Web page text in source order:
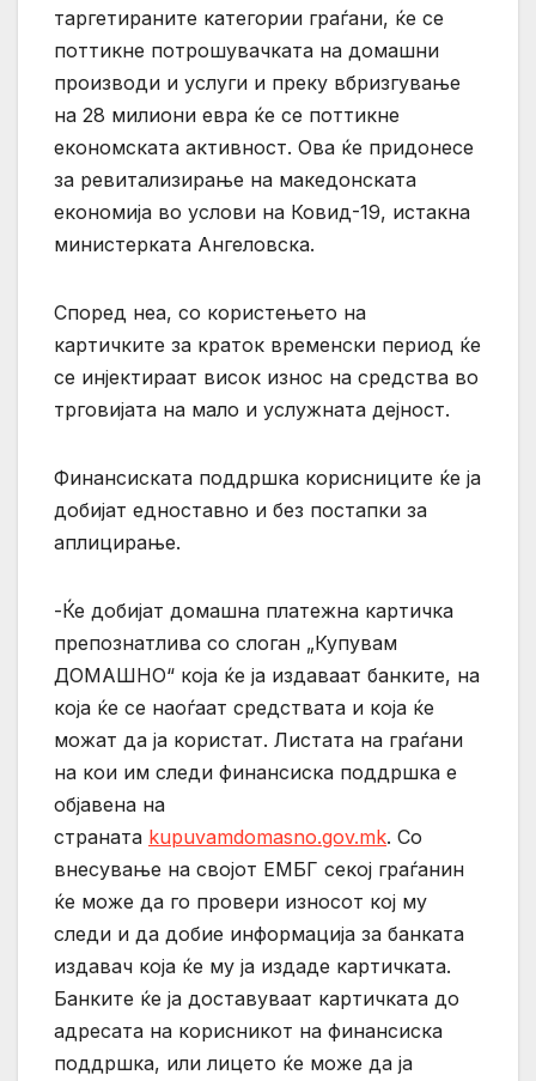
таргетираните категории граѓани, ќе се
поттикне потрошувачката на домашни
производи и услуги и преку вбризгување
на 28 милиони евра ќе се поттикне
економската активност. Ова ќе придонесе
за ревитализирање на македонската
економија во услови на Ковид-19, истакна
министерката Ангеловска.
Според неа, со користењето на
картичките за краток временски период ќе
се инјектираат висок износ на средства во
трговијата на мало и услужната дејност.
Финансиската поддршка корисниците ќе ја
добијат едноставно и без постапки за
аплицирање.
-Ќе добијат домашна платежна картичка
препознатлива со слоган „Купувам
ДОМАШНО“ која ќе ја издаваат банките, на
која ќе се наоѓаат средствата и која ќе
можат да ја користат. Листата на граѓани
на кои им следи финансиска поддршка e
објавена на
страната kupuvamdomasno.gov.mk. Со
внесување на својот ЕМБГ секој граѓанин
ќе може да го провери износот кој му
следи и да добие информација за банката
издавач која ќе му ја издаде картичката.
Банките ќе ја доставуваат картичката до
адресата на корисникот на финансиска
поддршка, или лицето ќе може да ја